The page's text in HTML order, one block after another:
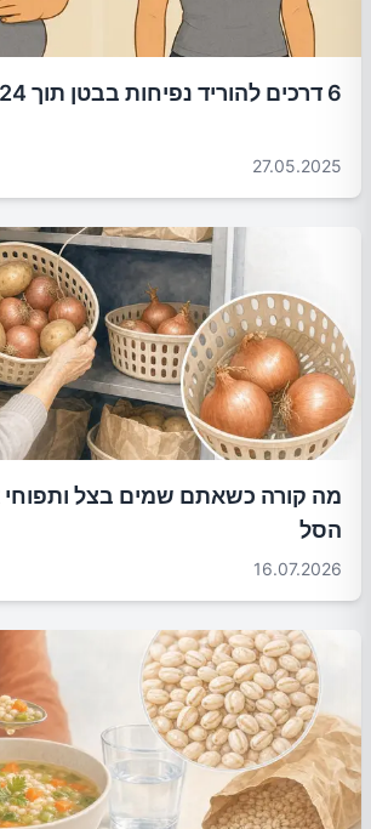
6 דרכים להוריד נפיחות בבטן תוך 24 שעות
27.05.2025
מה קורה כשאתם שמים בצל ותפוחי
הסל
16.07.2026